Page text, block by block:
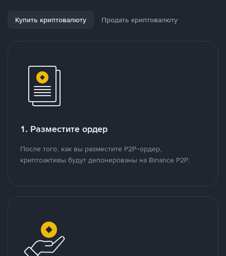
Купить криптовалюту Продать криптовалюту
1. Разместите ордер
После того, как вы разместите P2P-ордер,
криптоактивы будут депонированы на Binance P2P.